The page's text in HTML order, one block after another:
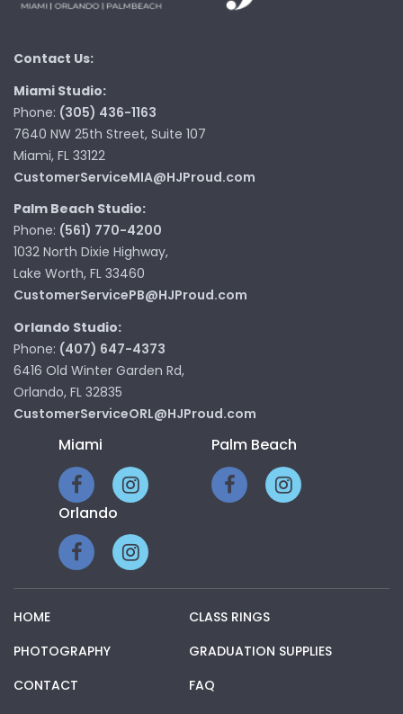
Contact Us:
Miami Studio:
Phone: (305) 436-1163
7640 NW 25th Street, Suite 107
Miami, FL 33122
CustomerServiceMIA@HJProud.com
Palm Beach Studio:
Phone: (561) 770-4200
1032 North Dixie Highway,
Lake Worth, FL 33460
CustomerServicePB@HJProud.com
Orlando Studio:
Phone: (407) 647-4373
6416 Old Winter Garden Rd,
Orlando, FL 32835
CustomerServiceORL@HJProud.com
Miami Palm Beach
Orlando
HOME
CLASS RINGS
PHOTOGRAPHY
GRADUATION SUPPLIES
CONTACT
FAQ